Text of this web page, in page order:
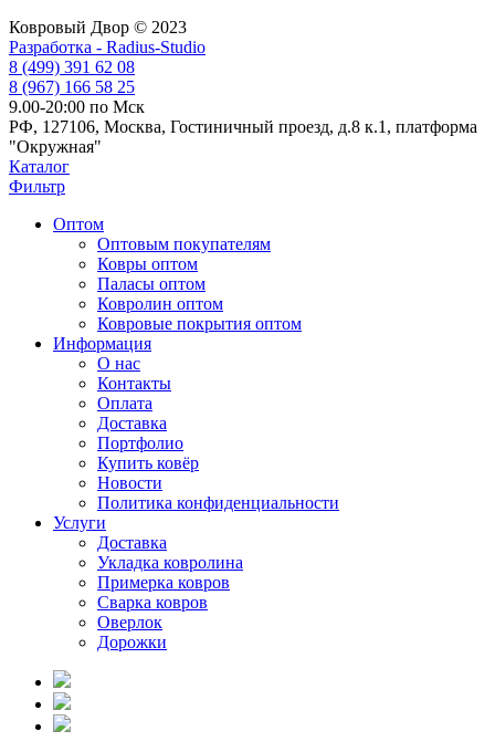
Ковровый Двор © 2023
Разработка - Radius-Studio
8 (499) 391 62 08
8 (967) 166 58 25
9.00-20:00 по Мск
РФ, 127106, Москва, Гостиничный проезд, д.8 к.1, платформа
"Окружная"
Каталог
Фильтр
Оптом
Оптовым покупателям
Ковры оптом
Паласы оптом
Ковролин оптом
Ковровые покрытия оптом
Информация
О нас
Контакты
Оплата
Доставка
Портфолио
Купить ковёр
Новости
Политика конфиденциальности
Услуги
Доставка
Укладка ковролина
Примерка ковров
Сварка ковров
Оверлок
Дорожки